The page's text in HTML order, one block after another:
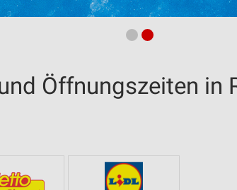
Öffnungszeiten in